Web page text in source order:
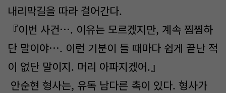
내리막길을 따라 걸어간다.
『이번 사건…. 이유는 모르겠지만, 계속 찜찜하
단 말이야…. 이런 기분이 들 때마다 쉽게 끝난 적
이 없단 말이지. 머리 아파지겠어.』
안순현 형사는, 유독 남다른 촉이 있다. 형사가